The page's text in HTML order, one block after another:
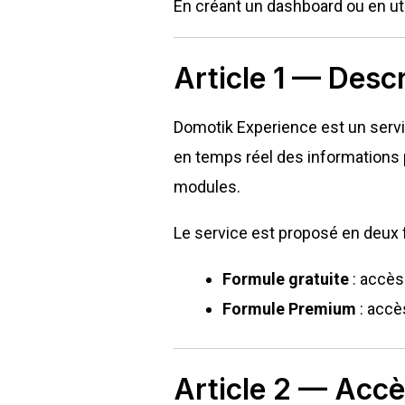
En créant un dashboard ou en
Article 1 —
Domotik Experience est un
en temps réel des informations
modules.
Le service est proposé en deux
Formule gratuite :
Formule Premium :
Article 2 —